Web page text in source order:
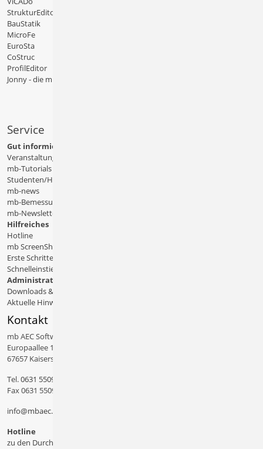
StrukturEditor
BauStatik
MicroFe
EuroSta
CoStruc
ProfilEditor
Jonny - die mb-App
Service
Gut informiert
Veranstaltungen
mb-Tutorials
Studenten/Hochschule
mb-news
mb-Bemessungstafeln
mb-Newsletter
Hilfreiches
Hotline
mb ScreenShare
Erste Schritte
Schnelleinstiege & Doku
Administratives
Downloads & Patches
Aktuelle Hinweise
Kontakt
mb AEC Software GmbH
Europaallee 14
67657 Kaiserslautern
Tel.0631 550999 11
Fax 0631 550999 20
info@mbaec.de
Hotline
zu den Durchwahlen